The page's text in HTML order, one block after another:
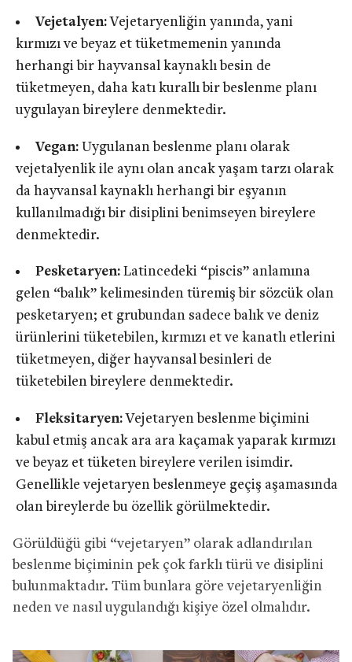
Vejetalyen:Vejetaryenliğin yanında, yani
kırmızı ve beyaz et tüketmemenin yanında
herhangi bir hayvansal kaynaklı besin de
tüketmeyen, daha katı kurallı bir beslenme planı
uygulayan bireylere denmektedir.
Vegan:Uygulanan beslenme planı olarak
vejetalyenlik ile aynı olan ancak yaşam tarzı olarak
da hayvansal kaynaklı herhangi bir eşyanın
kullanılmadığı bir disiplini benimseyen bireylere
denmektedir.
Pesketaryen:Latincedeki “piscis” anlamına
gelen “balık” kelimesinden türemiş bir sözcük olan
pesketaryen; et grubundan sadece balık ve deniz
ürünlerini tüketebilen, kırmızı et ve kanatlı etlerini
tüketmeyen, diğer hayvansal besinleri de
tüketebilen bireylere denmektedir.
Fleksitaryen:Vejetaryen beslenme biçimini
kabul etmiş ancak ara ara kaçamak yaparak kırmızı
ve beyaz et tüketen bireylere verilen isimdir.
Genellikle vejetaryen beslenmeye geçiş aşamasında
olan bireylerde bu özellik görülmektedir.
Görüldüğü gibi “vejetaryen” olarak adlandırılan
beslenme biçiminin pek çok farklı türü ve disiplini
bulunmaktadır. Tüm bunlara göre vejetaryenliğin
neden ve nasıl uygulandığı kişiye özel olmalıdır.